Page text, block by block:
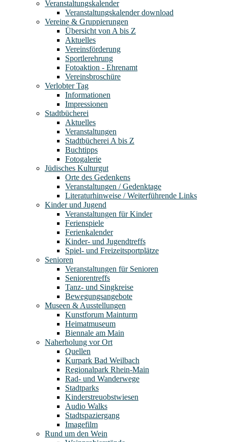
Veranstaltungskalender
Veranstaltungskalender download
Vereine & Gruppierungen
Übersicht von A bis Z
Aktuelles
Vereinsförderung
Sportlerehrung
Fotoaktion - Ehrenamt
Vereinsbroschüre
Verlobter Tag
Informationen
Impressionen
Stadtbücherei
Aktuelles
Veranstaltungen
Stadtbücherei A bis Z
Buchtipps
Fotogalerie
Jüdisches Kulturgut
Orte des Gedenkens
Veranstaltungen / Gedenktage
Literaturhinweise / Weiterführende Links
Kinder und Jugend
Veranstaltungen für Kinder
Ferienspiele
Ferienkalender
Kinder- und Jugendtreffs
Spiel- und Freizeitsportplätze
Senioren
Veranstaltungen für Senioren
Seniorentreffs
Tanz- und Singkreise
Bewegungsangebote
Museen & Ausstellungen
Kunstforum Mainturm
Heimatmuseum
Biennale am Main
Naherholung vor Ort
Quellen
Kurpark Bad Weilbach
Regionalpark Rhein-Main
Rad- und Wanderwege
Stadtparks
Kinderstreuobstwiesen
Audio Walks
Stadtspaziergang
Imagefilm
Rund um den Wein